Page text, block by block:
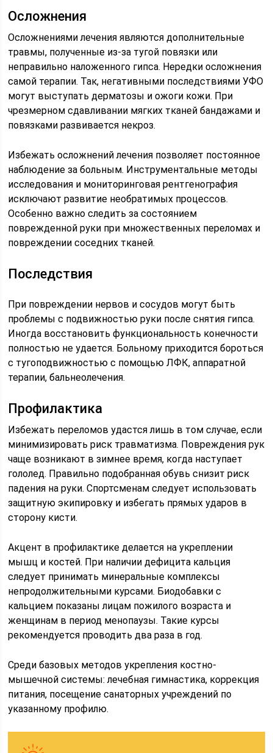
Осложнения
Осложнениями лечения являются дополнительные
травмы, полученные из-за тугой повязки или
неправильно наложенного гипса. Нередки осложнения
самой терапии. Так, негативными последствиями УФО
могут выступать дерматозы и ожоги кожи. При
чрезмерном сдавливании мягких тканей бандажами и
повязками развивается некроз.
Избежать осложнений лечения позволяет постоянное
наблюдение за больным. Инструментальные методы
исследования и мониторинговая рентгенография
исключают развитие необратимых процессов.
Особенно важно следить за состоянием
поврежденной руки при множественных переломах и
повреждении соседних тканей.
Последствия
При повреждении нервов и сосудов могут быть
проблемы с подвижностью руки после снятия гипса.
Иногда восстановить функциональность конечности
полностью не удается. Больному приходится бороться
с тугоподвижностью с помощью ЛФК, аппаратной
терапии, бальнеолечения.
Профилактика
Избежать переломов удастся лишь в том случае, если
минимизировать риск травматизма. Повреждения рук
чаще возникают в зимнее время, когда наступает
гололед. Правильно подобранная обувь снизит риск
падения на руки. Спортсменам следует использовать
защитную экипировку и избегать прямых ударов в
сторону кисти.
Акцент в профилактике делается на укреплении
мышц и костей. При наличии дефицита кальция
следует принимать минеральные комплексы
непродолжительными курсами. Биодобавки с
кальцием показаны лицам пожилого возраста и
женщинам в период менопаузы. Такие курсы
рекомендуется проводить два раза в год.
Среди базовых методов укрепления костно-
мышечной системы: лечебная гимнастика, коррекция
питания, посещение санаторных учреждений по
указанному профилю.